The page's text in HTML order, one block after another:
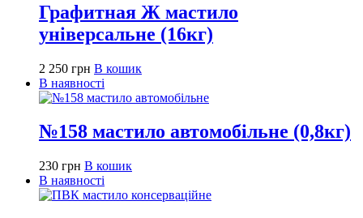
Графитная Ж мастило
універсальне (16кг)
2 250 грн В кошик
В наявності
№158 мастило автомобільне (0,8кг)
230 грн В кошик
В наявності